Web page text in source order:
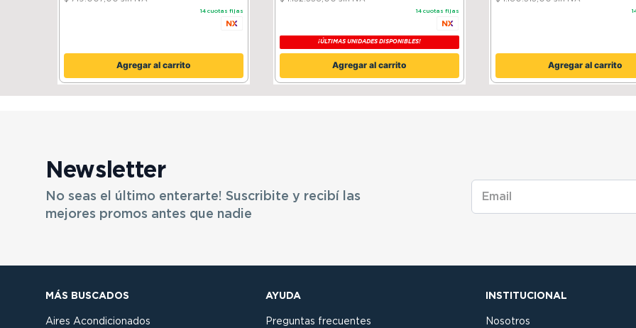
14 cuotas fijas
Agregar al carrito
14 cuotas fijas
¡ÚLTIMAS UNIDADES DISPONIBLES!
Agregar al carrito Agregar al carrito
Newsletter
No seas el último enterarte! Suscribite y recibí las
mejores promos antes que nadie
MÁS BUSCADOS
Aires Acondicionados
AYUDA
Preguntas frecuentes
INSTITUCIONAL
Nosotros